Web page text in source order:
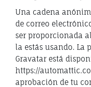
Una cadena
de correo
ser proporcionada
la estás usando. La
Gravatar está
https://
aprobación de tu